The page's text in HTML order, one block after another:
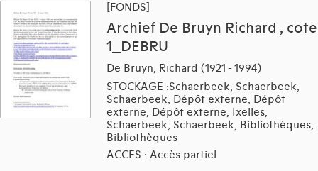
[FONDS]
Archief De Bruyn Richard , cote
1_DEBRU
De Bruyn, Richard (1921 - 1994)
STOCKAGE :Schaerbeek, Schaerbeek,
Schaerbeek, Dépôt externe, Dépôt
externe, Dépôt externe, Ixelles,
Schaerbeek, Schaerbeek, Bibliothèques,
Bibliothèques
ACCES : Accès partiel